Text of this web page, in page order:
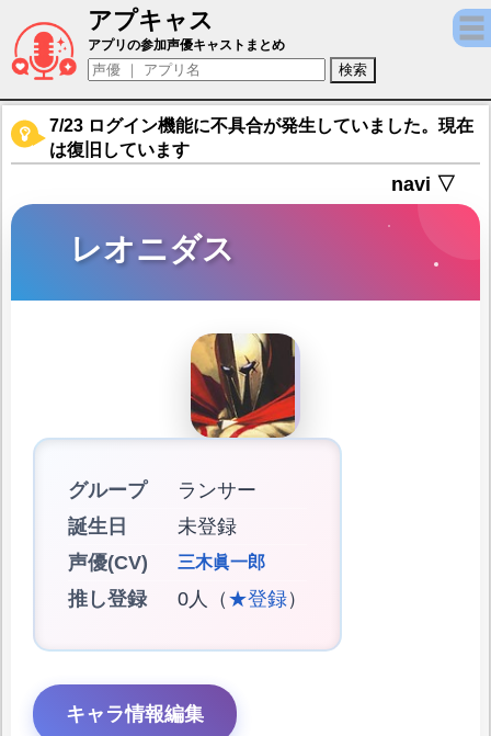
アプキャス
レオニダス（声優：三木眞一郎)【Fate/
アプリの参加声優キャストまとめ
7/23 ログイン機能に不具合が発生していました。現在
は復旧しています
navi ▽
レオニダス
グループ
ランサー
誕生日
未登録
声優(CV)
三木眞一郎
推し登録 0人（ ★登録）
キャラ情報編集